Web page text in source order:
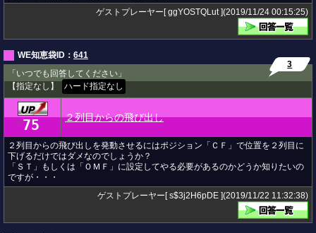
ゲストプレーヤー[ ggYOSTQLut ](2019/11/24 00:15:25)
WE知恵袋ID： 641
「いつでも回答してください」
【指定なし】
ハード指定なし
3
★ 75 ２列目からの飛び出し
２列目からの飛び出しを発動させるにはポジション「ＣＦ」で位置を２列目に
下げるだけではダメなのでしょうか？
「ＳＴ」もしくは「ＯＭＦ」に設定してやる必要があるのかどうか知りたいの
ですが・・・
ゲストプレーヤー[ s$3j2H6pDE ](2019/11/22 11:32:38)